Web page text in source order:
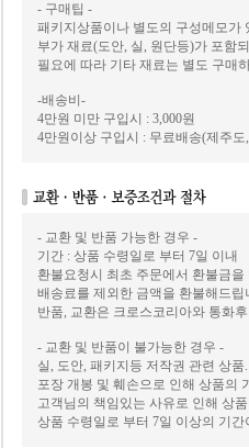
- 구매팁 -
패키지상품이나 별도의 구성메모가
부가 재료(도안, 실, 원단등)가 포함
필요에 따라 기타 재료는 별도 구매
-배송비-
4만원 미만 구입시 : 3,000원
4만원이상 구입시 : 무료배송(제주
- 교환 및 반품 가능한 경우 -
기간 : 상품 수령일로 부터 7일 이내
환불요청시 최초 주문에서 환불금
배송료를 제외한 금액을 환불해드립
반품, 교환은 크로스코리아와 통화
- 교환 및 반품이 불가능한 경우 -
실, 도안, 패키지등 저작권 관련 상품.
포장 개봉 및 훼손으로 인해 상품의
고객님의 책임있는 사유로 인해 상
상품 수령일로 부터 7일 이상의 기간